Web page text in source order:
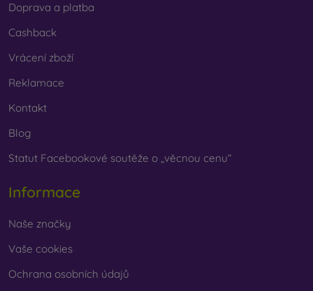
Doprava a platba
Cashback
Vrácení zboží
Reklamace
Kontakt
Blog
Statut Facebookové soutěže o „věcnou cenu“
Informace
Naše značky
Vaše cookies
Ochrana osobních údajů